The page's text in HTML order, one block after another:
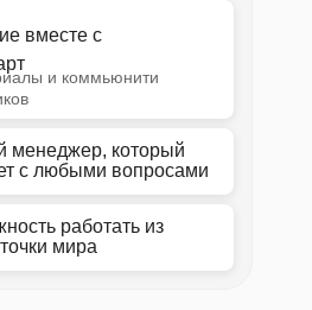
вместе с
и коммьюнити
работать из
мира
менеджер, который
с любыми вопросами